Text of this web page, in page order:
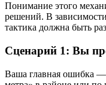
Понимание этого
решений. В
тактика должна быть
Сценарий 1: Вы
Ваша главная ошибка —